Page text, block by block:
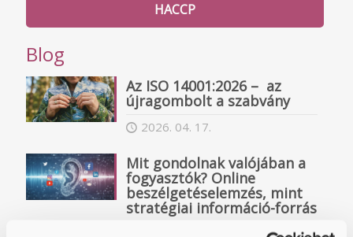
HACCP
Blog
Az ISO 14001:2026 – az
újragombolt a szabvány
2026. 04. 17.
Mit gondolnak valójában a
fogyasztók? Online
beszélgetéselemzés, mint
stratégiai információ-forrás